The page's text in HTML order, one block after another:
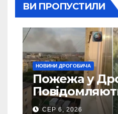
ВИ ПРОПУСТИЛИ
НОВИНИ ДРОГОБИЧА
Пожежа у
5 гаражів
СЕР 6, 2026